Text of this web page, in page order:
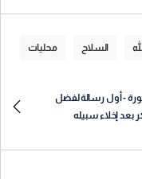
السلاح محليات
- أول رسالة لفضل
بعد إخلاء سبيله